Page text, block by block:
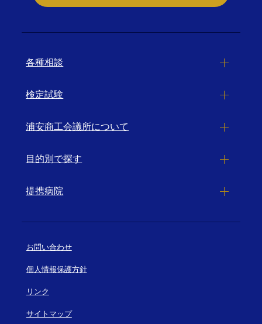
各種相談
検定試験
浦安商工会議所について
目的別で探す
提携病院
お問い合わせ
個人情報保護方針
リンク
サイトマップ